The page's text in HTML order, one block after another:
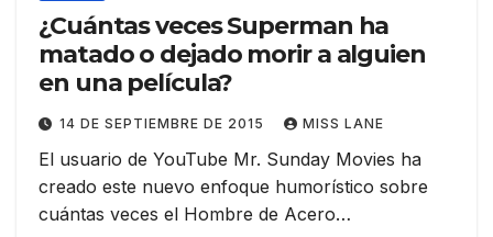
¿Cuántas veces Superman ha
matado o dejado morir a alguien
en una película?
14 DE SEPTIEMBRE DE 2015 MISS LANE
El usuario de YouTube Mr. Sunday Movies ha
creado este nuevo enfoque humorístico sobre
cuántas veces el Hombre de Acero…